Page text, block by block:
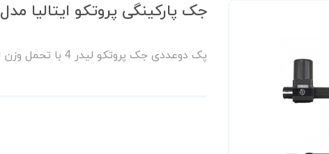
جک پارکینگی پروتکو ایتالیا مدل LEADER 4
پک دوعددی جک پروتکو لیدر 4 با تحمل وزن 350 کیلوگرم و عرض درب 3 متر همراه با دوعدد چشمی و فلاشر